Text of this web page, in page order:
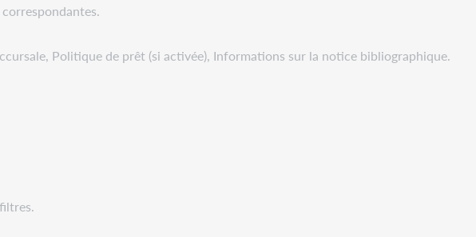
Politique de prêt (si activée), Informations sur la notice bibliographique.